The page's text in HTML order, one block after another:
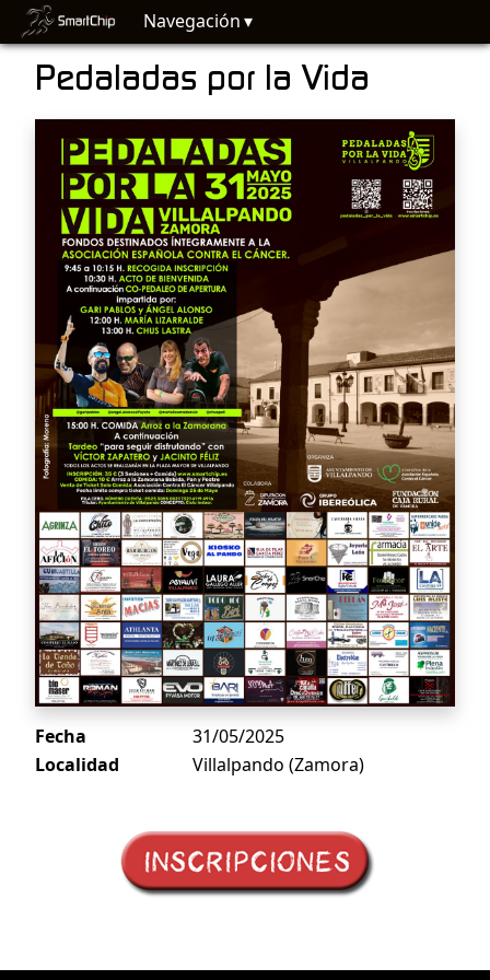
Navegación
Pedaladas por la Vida
Fecha
31/05/2025
Localidad
Villalpando (Zamora)